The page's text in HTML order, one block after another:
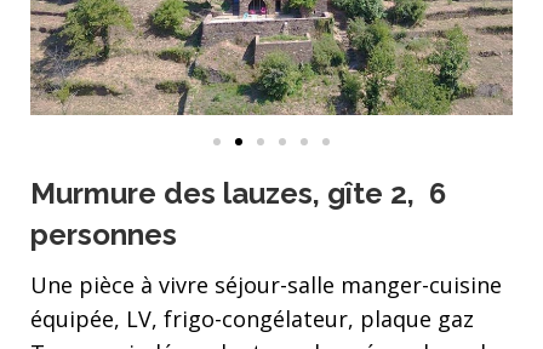
Murmure des lauzes, gîte 2, 6
personnes
Une pièce à vivre séjour-salle manger-cuisine
équipée, LV, frigo-congélateur, plaque gaz